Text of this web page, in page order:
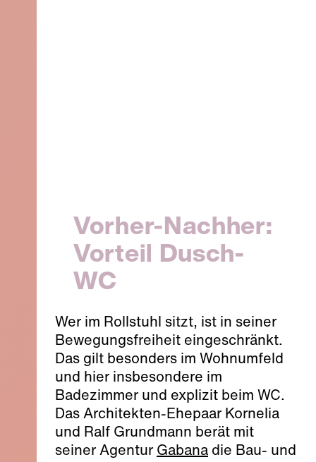
Vorher-Nachher:
Vorteil Dusch-
WC
Wer im Rollstuhl sitzt, ist in seiner
Bewegungsfreiheit eingeschränkt.
Das gilt besonders im Wohnumfeld
und hier insbesondere im
Badezimmer und explizit beim WC.
Das Architekten-Ehepaar Kornelia
und Ralf Grundmann berät mit
seiner Agentur Gabana die Bau- und